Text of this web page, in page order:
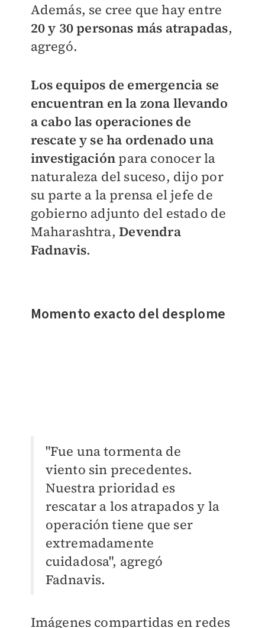
Además, se cree que hay entre
20 y 30 personas más atrapadas,
agregó.
Los equipos de emergencia se
encuentran en la zona llevando
a cabo las operaciones de
rescate y se ha ordenado una
investigación para conocer la
naturaleza del suceso, dijo por
su parte a la prensa el jefe de
gobierno adjunto del estado de
Maharashtra,Devendra
Fadnavis.
Momento exacto del desplome
"Fue una tormenta de
viento sin precedentes.
Nuestra prioridad es
rescatar a los atrapados y la
operación tiene que ser
extremadamente
cuidadosa", agregó
Fadnavis.
Imágenes compartidas en redes